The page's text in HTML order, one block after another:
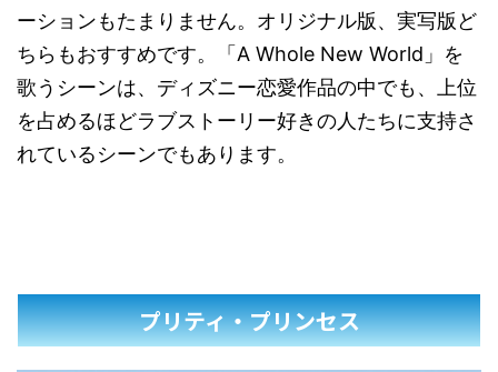
ーションもたまりません。オリジナル版、実写版ど
ちらもおすすめです。「A Whole New World」を
歌うシーンは、ディズニー恋愛作品の中でも、上位
を占めるほどラブストーリー好きの人たちに支持さ
れているシーンでもあります。
プリティ・プリンセス